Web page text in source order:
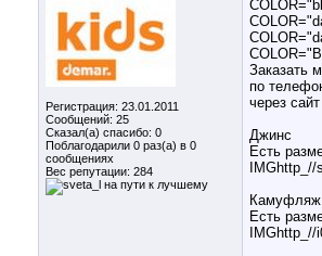
Регистрация: 23.01.2011
Сообщений: 25
Сказал(а) спасибо: 0
Поблагодарили 0 раз(а) в 0
сообщениях
Вес репутации: 284
Заказать
по
через
Джинс
Есть
Камуфляж
Есть